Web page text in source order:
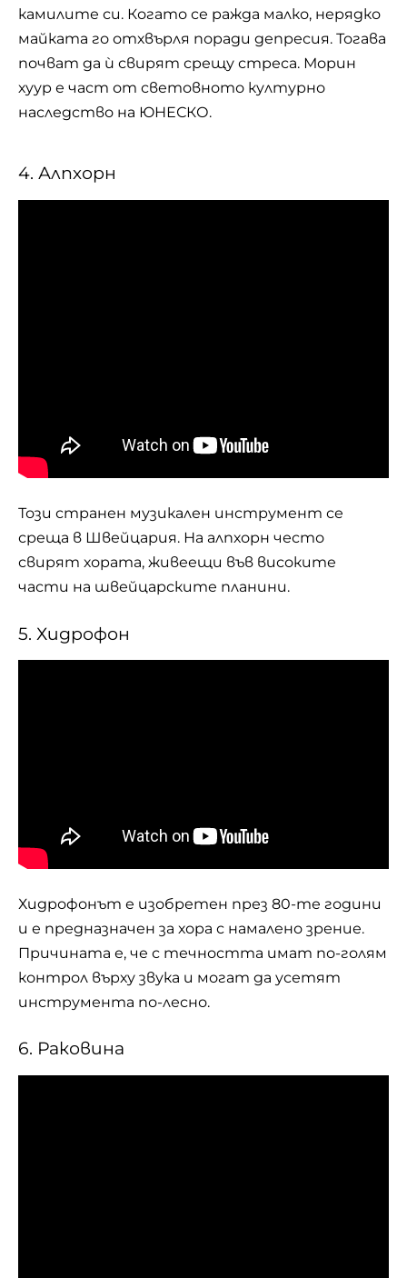
камилите си. Когато се ражда малко, нерядко
майката го отхвърля поради депресия. Тогава
почват да ù свирят срещу стреса. Морин
хуур е част от световното културно
наследство на ЮНЕСКО.
4. Алпхорн
Този странен музикален инструмент се
среща в Швейцария. На алпхорн често
свирят хората, живеещи във високите
части на швейцарските планини.
5. Хидрофон
Хидрофонът е изобретен през 80-те години
и е предназначен за хора с намалено зрение.
Причината е, че с течността имат по-голям
контрол върху звука и могат да усетят
инструмента по-лесно.
6. Раковина